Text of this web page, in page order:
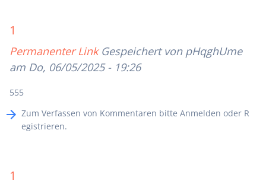
1
Permanenter Link Gespeichert von pHqghUme
am Do, 06/05/2025 - 19:26
555
Zum Verfassen von Kommentaren bitte Anmelden oder R
egistrieren.
1